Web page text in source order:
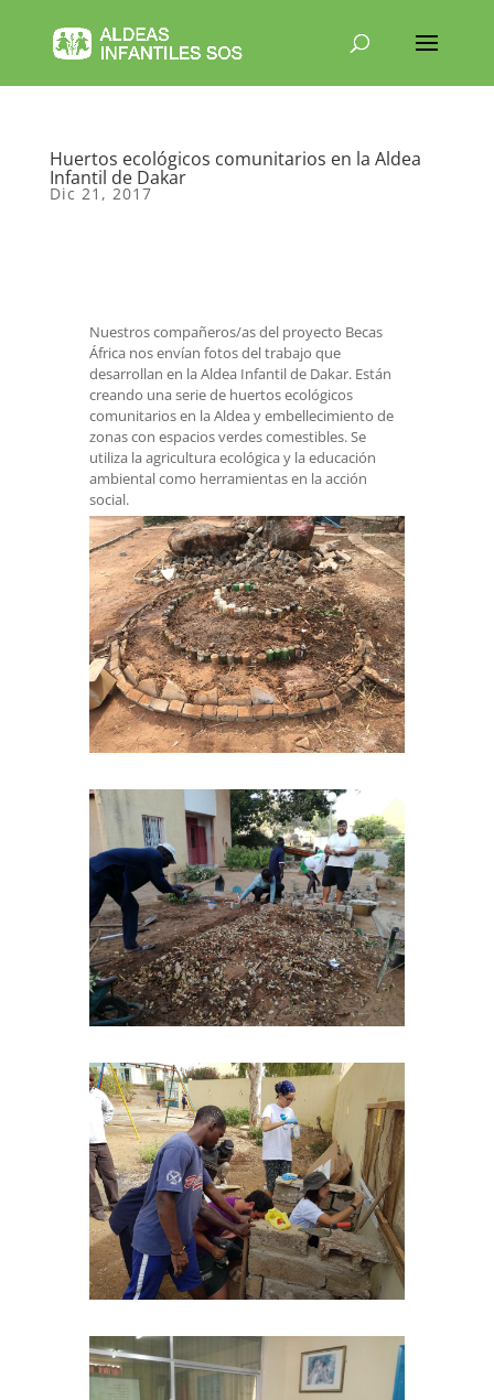
Huertos ecológicos comunitarios en la Aldea
Infantil de Dakar
Dic 21, 2017
Nuestros compañeros/as del proyecto Becas
África nos envían fotos del trabajo que
desarrollan en la Aldea Infantil de Dakar. Están
creando una serie de huertos ecológicos
comunitarios en la Aldea y embellecimiento de
zonas con espacios verdes comestibles. Se
utiliza la agricultura ecológica y la educación
ambiental como herramientas en la acción
social.